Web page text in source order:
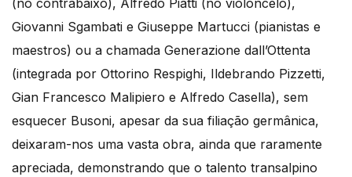
(no contrabaixo), Alfredo Piatti (no violoncelo),
Giovanni Sgambati e Giuseppe Martucci (pianistas e
maestros) ou a chamada Generazione dall’Ottenta
(integrada por Ottorino Respighi, Ildebrando Pizzetti,
Gian Francesco Malipiero e Alfredo Casella), sem
esquecer Busoni, apesar da sua filiação germânica,
deixaram-nos uma vasta obra, ainda que raramente
apreciada, demonstrando que o talento transalpino